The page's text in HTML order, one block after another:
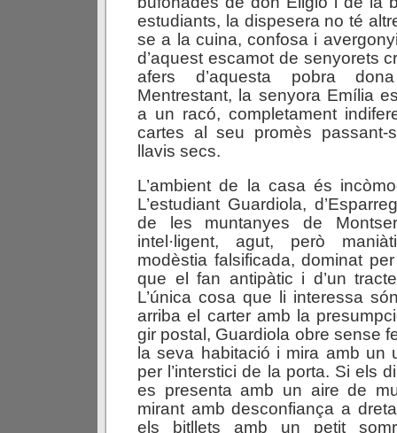
estudiants, la dispesera no té
se a la cuina, confosa i
d’aquest escamot de senyorets
afers d’aquesta pobra
Mentrestant, la senyora Emília
a un racó, completament
cartes al seu promès passant-
llavis secs.
L’ambient de la casa és
L’estudiant Guardiola,
de les muntanyes de
intel·ligent, agut, però
modèstia falsificada, dominat
que el fan antipàtic i d’un
L’única cosa que li interessa
arriba el carter amb la
gir postal, Guardiola obre sense
la seva habitació i mira amb un
per l’interstici de la porta. Si els
es presenta amb un aire de
mirant amb desconfiança a
els bitllets amb un petit